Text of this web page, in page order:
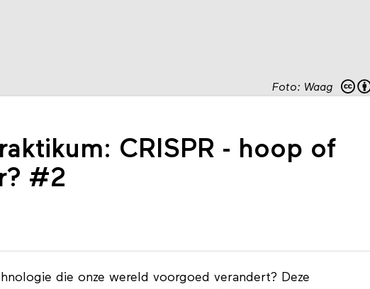
Foto: Waag
CRISPR - hoop of
#2
die onze wereld voorgoed verandert? Deze